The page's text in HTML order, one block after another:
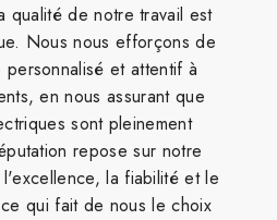
qualité de notre travail est
Nous nous efforçons de
et attentif à
en nous assurant que
sont pleinement
repose sur notre
la fiabilité et le
qui fait de nous le choix